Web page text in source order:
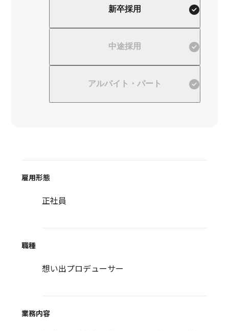
新卒採用
中途採用
アルバイト・パート
雇用形態
正社員
職種
想い出プロデューサー
業務内容